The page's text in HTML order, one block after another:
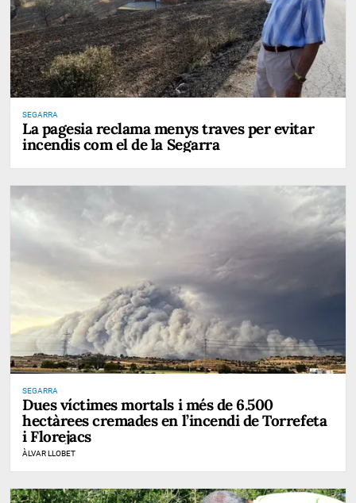
SEGARRA
La pagesia reclama menys traves per evitar
incendis com el de la Segarra
SEGARRA
Dues víctimes mortals i més de 6.500
hectàrees cremades en l’incendi de Torrefeta
i Florejacs
ÀLVAR LLOBET